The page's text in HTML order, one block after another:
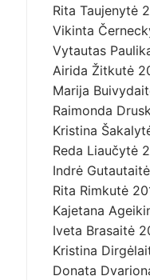
Rita Taujenytė
Vikinta
Vytautas
Airida Žitkutė
Marija
Raimonda
Kristina
Reda Liaučytė
Indrė
Rita Rimkutė
Kajetana
Iveta Brasaitė
Kristina
Donata